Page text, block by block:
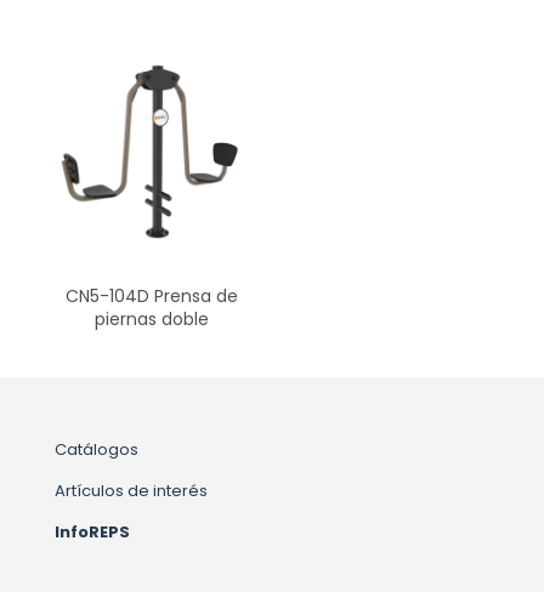
CN5-104D Prensa de
piernas doble
Catálogos
Artículos de interés
InfoREPS